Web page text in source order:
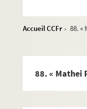
Accueil CCFr > 88. «
88. « Mathei
70-71. «